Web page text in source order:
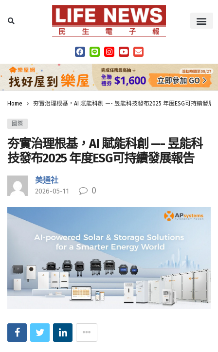
Home 夯實治理根基，AI 賦能科創 —- 昱能科技發布2025 年度ESG可持續發展
國際
夯實治理根基，AI 賦能科創 —- 昱能科
技發布2025 年度ESG可持續發展報告
美通社
2026-05-11 0